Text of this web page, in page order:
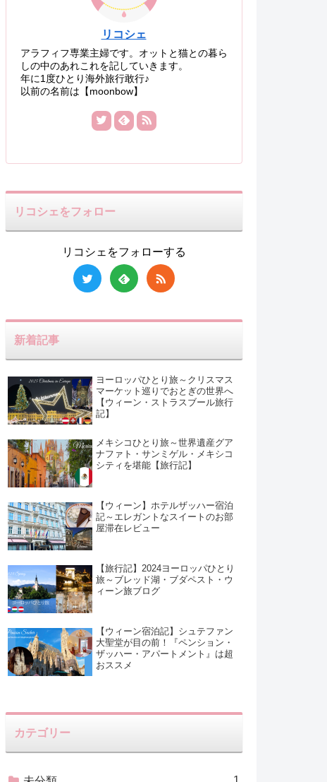
リコシェ
アラフィフ専業主婦です。オットと猫との暮ら
しの中のあれこれを記していきます。
年に1度ひとり海外旅行敢行♪
以前の名前は【moonbow】
リコシェをフォロー
リコシェをフォローする
新着記事
ヨーロッパひとり旅～クリスマス
マーケット巡りでおとぎの世界へ
【ウィーン・ストラスブール旅行
記】
メキシコひとり旅～世界遺産グア
ナファト・サンミゲル・メキシコ
シティを堪能【旅行記】
【ウィーン】ホテルザッハー宿泊
記～エレガントなスイートのお部
屋滞在レビュー
【旅行記】2024ヨーロッパひとり
旅～ブレッド湖・ブダペスト・ウ
ィーン旅ブログ
【ウィーン宿泊記】シュテファン
大聖堂が目の前！『ペンション・
ザッハー・アパートメント』は超
おススメ
カテゴリー